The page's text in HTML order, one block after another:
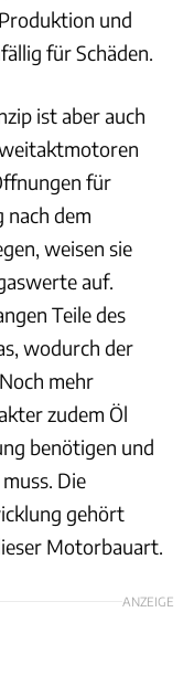
und
für Schäden.
ist aber auch
für
nach dem
weisen sie
auf.
Teile des
wodurch der
mehr
zudem Öl
benötigen und
Die
gehört
Motorbauart.
ANZEIGE